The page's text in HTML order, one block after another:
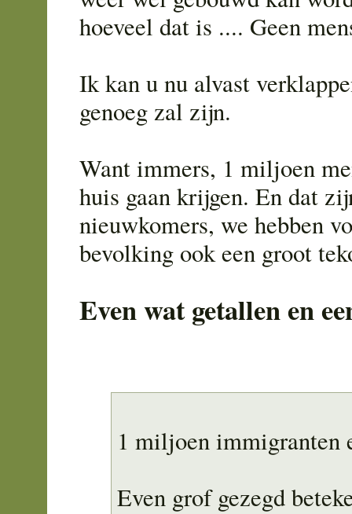
hoeveel dat is .... Geen
Ik kan u nu alvast
genoeg zal zijn.
Want immers, 1 miljoen
huis gaan krijgen. En dat
nieuwkomers, we hebben
bevolking ook een groot
Even wat getallen en
1 miljoen immigranten
Even grof gezegd